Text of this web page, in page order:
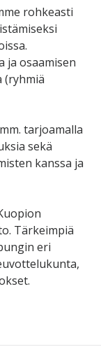
rohkeasti
ja osaamisen
(ryhmiä
tarjoamalla
sekä
kanssa ja
Tärkeimpiä
eri